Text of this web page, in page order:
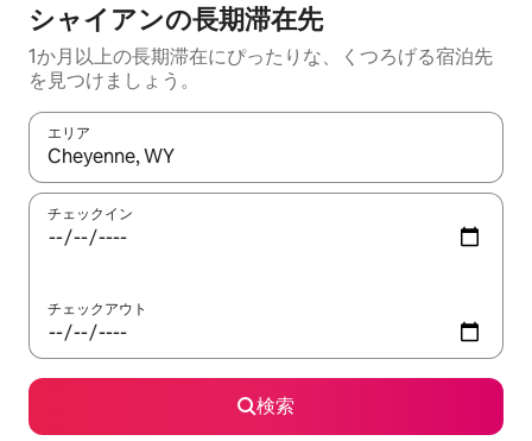
シャイアンの長期滞在先
1か月以上の長期滞在にぴったりな、くつろげる宿泊先
を見つけましょう。
エリア
検索結果が表示されたら、上下の矢印キーを使って移動するか
チェックイン
チェックアウト
検索